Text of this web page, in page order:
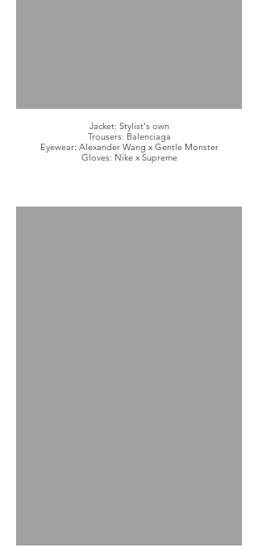
Jacket: Stylist's own
Trousers: Balenciaga
Eyewear: Alexander Wang x Gentle Monster
Gloves: Nike x Supreme